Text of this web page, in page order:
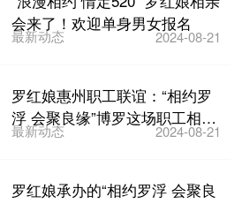
会来了！欢迎单身男女报名
最新动态 2024-08-21
罗红娘惠州职工联谊：“相约罗
浮 会聚良缘”博罗这场职工相亲
交友活动圆满结束
最新动态 2024-08-21
罗红娘承办的“相约罗浮 会聚良